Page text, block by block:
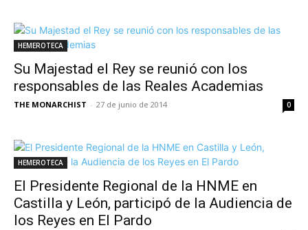
HEMEROTECA
Su Majestad el Rey se reunió con los
responsables de las Reales Academias
THE MONARCHIST - 27 de junio de 2014 0
HEMEROTECA
El Presidente Regional de la HNME en
Castilla y León, participó de la Audiencia de
los Reyes en El Pardo